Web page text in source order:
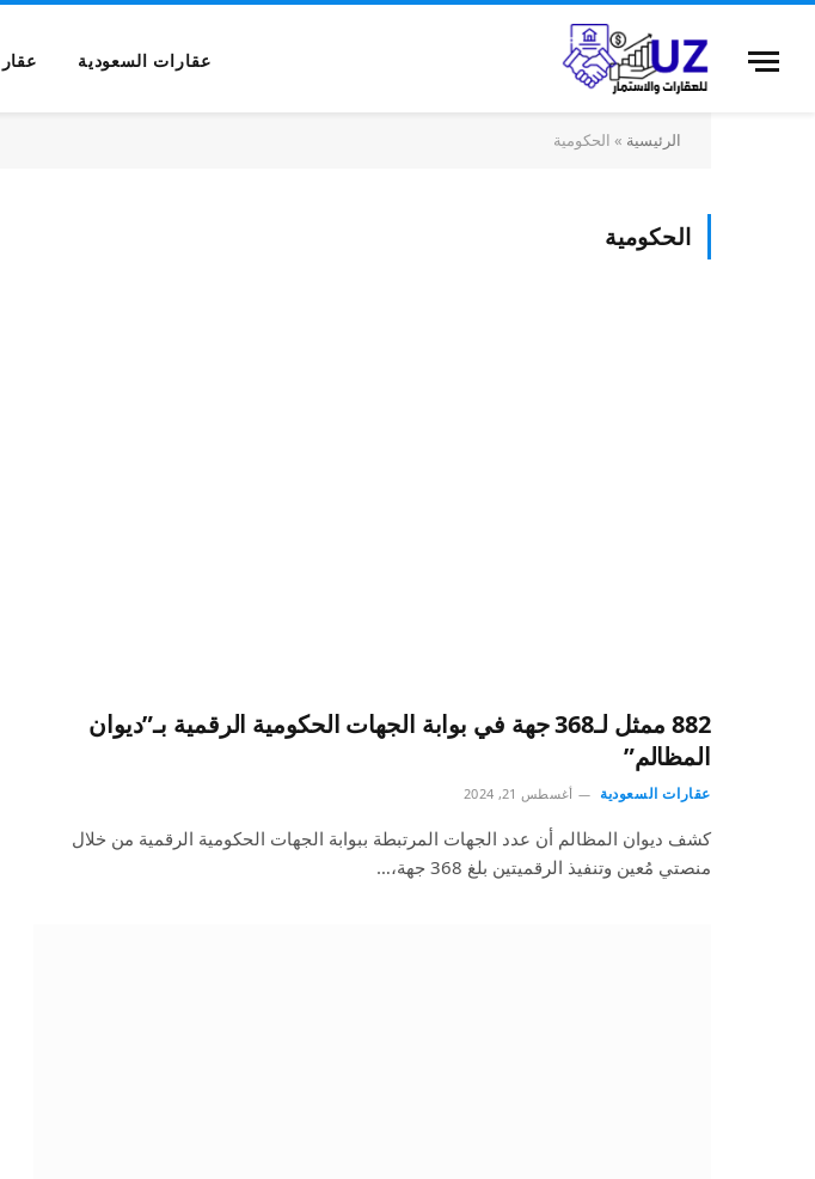
عقارات السعودية
الرئيسية » الحكومية
الحكومية
882 ممثل لـ368 جهة في بوابة الجهات الحكومية الرقمية بـ”ديوان
المظالم”
عقارات السعودية أغسطس 21, 2024
كشف ديوان المظالم أن عدد الجهات المرتبطة ببوابة الجهات الحكومية الرقمية من خلال
منصتي مُعين وتنفيذ الرقميتين بلغ 368 جهة،…